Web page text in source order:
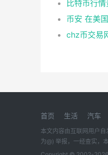
比特币行
chz币交易
首页 生活 汽车
本文内容由互联网用户
为@) 举报，一经查实，